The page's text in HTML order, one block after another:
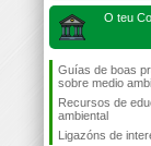
O teu
Guías de boas
sobre medio
Recursos de
ambiental
Ligazóns de